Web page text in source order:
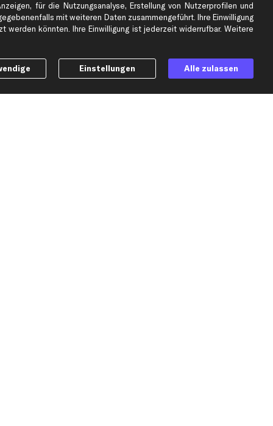
Top Automarken
Ford Ersatzteile
für die Nutzungsanalyse, Erstellung von Nutzerprofilen und
mit weiteren Daten zusammengeführt. Ihre Einwilligung
könnten. Ihre Einwilligung ist jederzeit widerrufbar. Weitere
Einstellungen Alle zulassen